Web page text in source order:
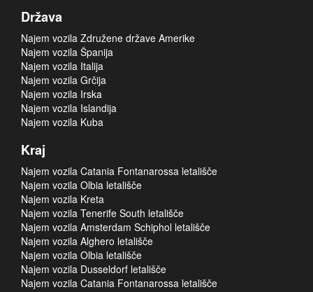
Država
Najem vozila Združene države Amerike
Najem vozila Španija
Najem vozila Italija
Najem vozila Grčija
Najem vozila Irska
Najem vozila Islandija
Najem vozila Kuba
Kraj
Najem vozila Catania Fontanarossa letališče
Najem vozila Olbia letališče
Najem vozila Kreta
Najem vozila Tenerife South letališče
Najem vozila Amsterdam Schiphol letališče
Najem vozila Alghero letališče
Najem vozila Olbia letališče
Najem vozila Dusseldorf letališče
Najem vozila Catania Fontanarossa letališče